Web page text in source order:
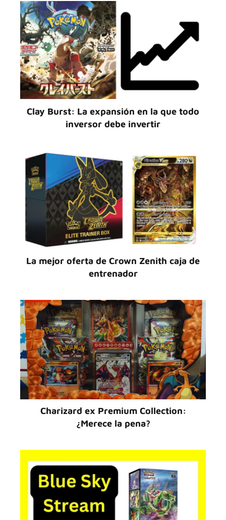
Clay Burst: La expansión en la que todo
inversor debe invertir
La mejor oferta de Crown Zenith caja de
entrenador
Charizard ex Premium Collection:
¿Merece la pena?